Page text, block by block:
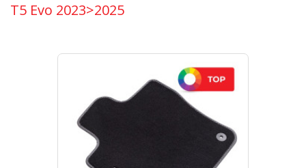
T5 Evo 2023>2025